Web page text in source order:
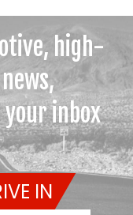
high-
inbox
IN